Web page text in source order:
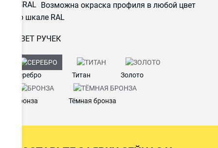
Возможна окраска профиля в любой цвет
по шкале RAL
ЦВЕТ РУЧЕК
Серебро Титан Золото
Бронза Тёмная бронза